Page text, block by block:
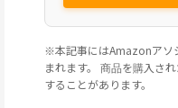
※本記事にはAmazonアソ
まれます。 商品を購入さ
することがあります。